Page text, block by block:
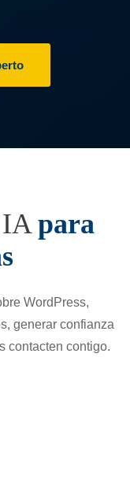
IApara
WordPress,
generar confianza
contacten contigo.